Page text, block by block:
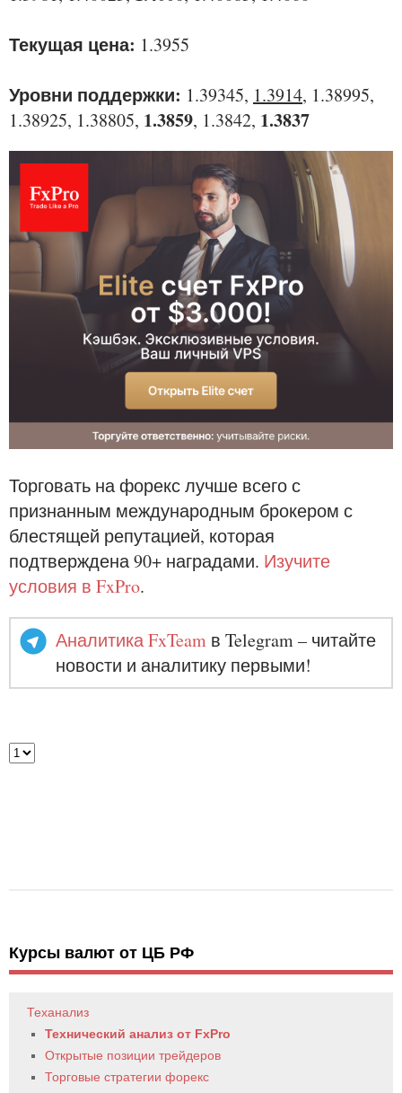
Текущая цена: 1.3955
Уровни поддержки: 1.39345, 1.3914, 1.38995,
1.38925, 1.38805, 1.3859, 1.3842, 1.3837
Торговать на форекс лучше всего с
признанным международным брокером с
блестящей репутацией, которая
подтверждена 90+ наградами. Изучите
условия в FxPro.
Аналитика FxTeam в Telegram – читайте
новости и аналитику первыми!
Курсы валют от ЦБ РФ
Теханализ
Технический анализ от FxPro
Открытые позиции трейдеров
Торговые стратегии форекс